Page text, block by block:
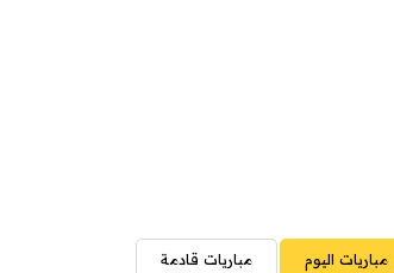
مباريات اليوم مباريات قادمة